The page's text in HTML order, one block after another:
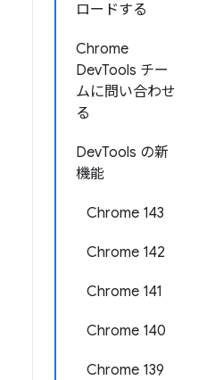
ロードする
Chrome
DevTools チー
ムに問い合わせ
る
DevTools の新
機能
Chrome 143
Chrome 142
Chrome 141
Chrome 140
Chrome 139